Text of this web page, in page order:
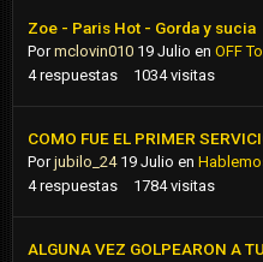
Zoe - Paris Hot - Gorda y sucia
Pormclovin010 19 Julio en OFF
4 respuestas 1034 visitas
COMO FUE EL PRIMER
Porjubilo_24 19 Julio en
4 respuestas 1784 visitas
ALGUNA VEZ GOLPEARON A